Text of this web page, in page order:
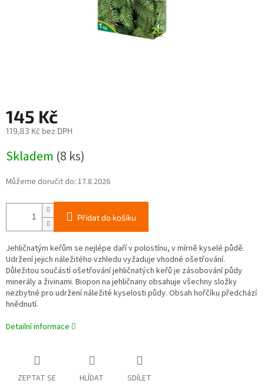
145 Kč
119,83 Kč bez DPH
cena:
Skladem (8 ks)
Můžeme doručit do: 17.8.2026
Přidat do košíku
Jehličnatým keřům se nejlépe daří v polostínu, v mírně kyselé půdě.
Udržení jejich náležitého vzhledu vyžaduje vhodné ošetřování.
Důležitou součástí ošetřování jehličnatých keřů je zásobování půdy
minerály a živinami. Biopon na jehličnany obsahuje všechny složky
nezbytné pro udržení náležité kyselosti půdy. Obsah hořčíku předchází
hnědnutí.
Detailní informace
ZEPTAT SE HLÍDAT SDÍLET